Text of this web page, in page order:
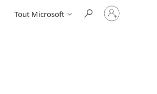
Tout Microsoft
Connectez-
vous